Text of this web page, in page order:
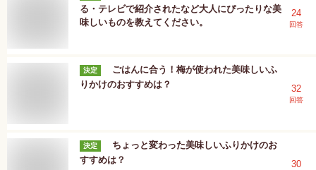
る・テレビで紹介されたなど大人にぴったりな美
味しいものを教えてください。
24
回答
決定
ごはんに合う！梅が使われた美味しいふ
りかけのおすすめは？
32
回答
決定
ちょっと変わった美味しいふりかけのお
すすめは？
30